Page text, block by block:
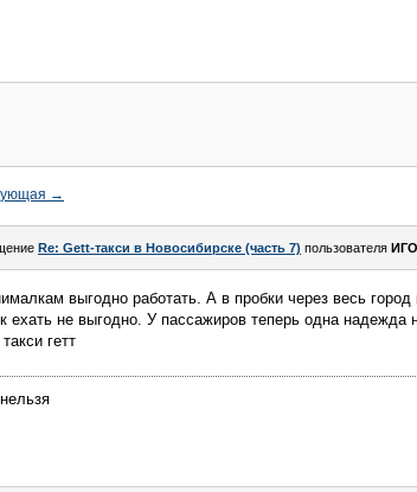
→
Re: Gett-такси в Новосибирске (часть 7) пользователя
выгодно работать. А в пробки через весь
ехать не выгодно. У пассажиров теперь одна
гетт